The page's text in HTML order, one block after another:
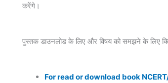
करेंगे।
पुस्तक डाउनलोड के लिए और विषय को समझने के लिए
For read or download book